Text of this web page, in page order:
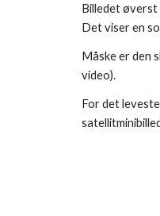
Billedet
Det viser en
Måske er den
video).
For det